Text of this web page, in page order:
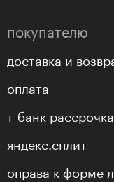
покупателю
доставка и
оплата
т-банк рассрочка
яндекс.сплит
оправа к форме